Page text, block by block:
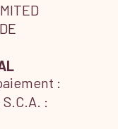
:
S.C.A. :